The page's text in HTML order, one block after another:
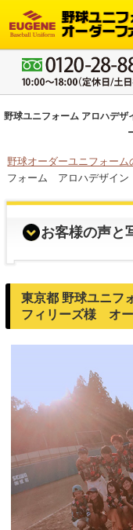
野球ユニフォーム アロハデザ
野球オーダーユニフォーム
フォーム アロハデザイ
お客様の声と
東京都 野球ユニ
フィリーズ様 オ